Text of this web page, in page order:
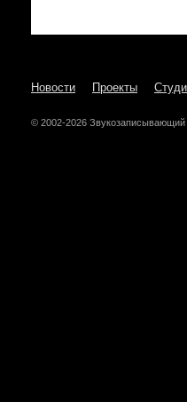
Новости Проекты
© 2002-2026